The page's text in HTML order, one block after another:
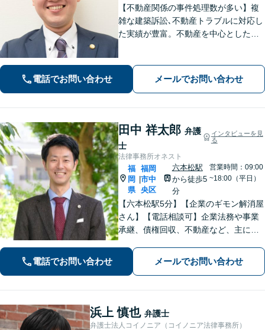
【不動産関係の事件処理数が多い】複
雑な建築訴訟､不動産トラブルに対応し
た実績が豊富。不動産を中心とした相
法務、顧客とのトラブル、予防法務も
お任せ【六本松駅2分】
電話でお問い合わせ メールでお問い合わせ
田中 祥太郎 弁護
士
インタビューを見
る
法律事務所オネスト
福
岡
県
福岡
市中
央区
六本松駅
から徒歩5
分
営業時間：09:00
~18:00（平日）
【六本松駅5分】【企業のギモン解消屋
さん】【電話相談可】企業法務や事業
承継、債権回収、不動産など、主に企
のみなさまが安心して本業に専念でき
るよう、法律に関するちょっとした疑
電話でお問い合わせ メールでお問い合わせ
浜上 慎也 弁護士
弁護士法人コイノニア（コイノニア法律事務所）